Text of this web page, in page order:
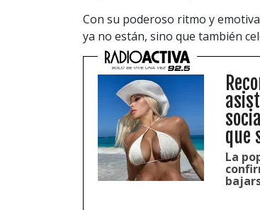
Con su poderoso ritmo y
ya no están, sino que también
que
La